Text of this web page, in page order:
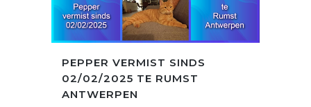
PEPPER VERMIST SINDS
02/02/2025 TE RUMST
ANTWERPEN